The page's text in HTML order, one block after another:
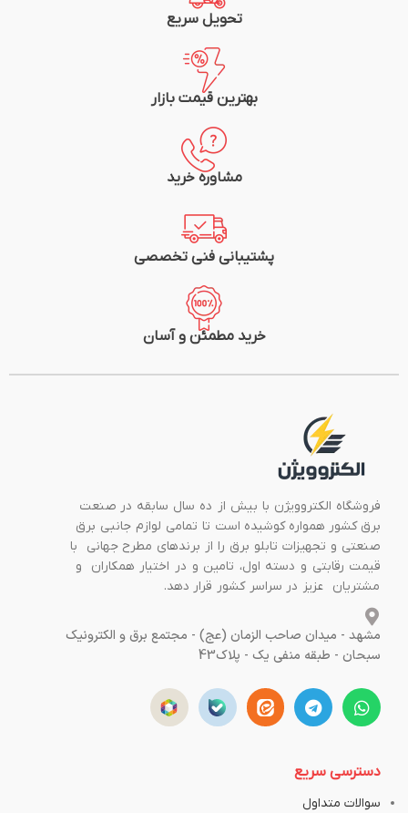
تحویل سریع
بهترین قیمت بازار
مشاوره خرید
پشتیبانی فنی تخصصی
خرید مطمئن و آسان
فروشگاه الکتروویژن با بیش از ده سال سابقه در صنعت
برق کشور همواره کوشیده است تا تمامی لوازم جانبی برق
صنعتی و تجهیزات تابلو برق را از برندهای مطرح جهانی با
قیمت رقابتی و دسته اول، تامین و در اختیار همکاران و
مشتریان عزیز در سراسر کشور قرار دهد.
مشهد - میدان صاحب الزمان (عج) - مجتمع برق و الکترونیک
سبحان - طبقه منفی یک - پلاک43
دسترسی سریع
سوالات متداول